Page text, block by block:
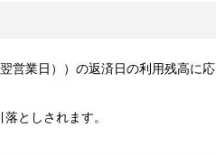
営業日））の返済日の利用残高に応
としされます。